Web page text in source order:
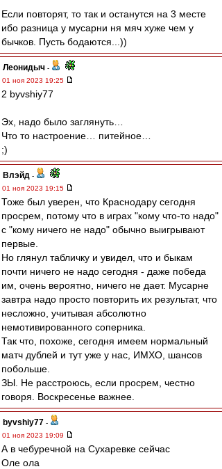
Если повторят, то так и останутся на 3 месте
ибо разница у мусарни ня мяч хуже чем у
бычков. Пусть бодаются...))
Леонидыч -
01 ноя 2023 19:25
2 byvshiy77
Эх, надо было заглянуть…
Что то настроение… питейное…
;)
Влэйд -
01 ноя 2023 19:15
Тоже был уверен, что Краснодару сегодня
просрем, потому что в играх "кому что-то надо"
с "кому ничего не надо" обычно выигрывают
первые.
Но глянул табличку и увидел, что и быкам
почти ничего не надо сегодня - даже победа
им, очень вероятно, ничего не дает. Мусарне
завтра надо просто повторить их результат, что
несложно, учитывая абсолютно
немотивированного соперника.
Так что, похоже, сегодня имеем нормальный
матч дублей и тут уже у нас, ИМХО, шансов
побольше.
ЗЫ. Не расстроюсь, если просрем, честно
говоря. Воскресенье важнее.
byvshiy77 -
01 ноя 2023 19:09
А в чебуречной на Сухаревке сейчас
Оле ола